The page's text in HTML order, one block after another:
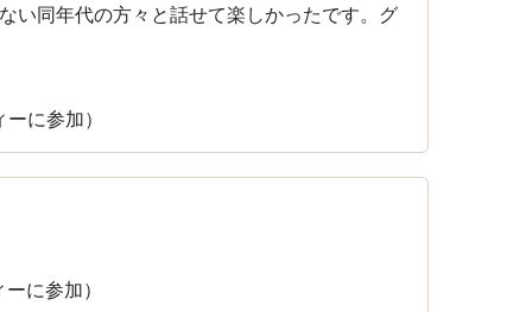
い同年代の方々と話せて楽しかったです。グ
に参加）
に参加）